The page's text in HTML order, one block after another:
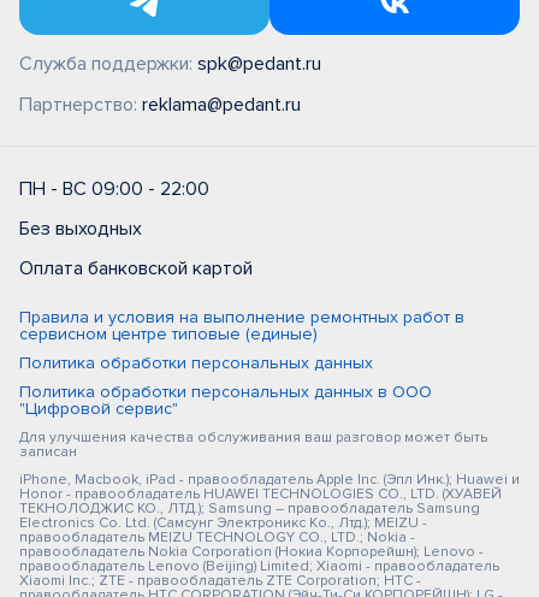
Служба поддержки: spk@pedant.ru
Партнерство: reklama@pedant.ru
ПН - ВС 09:00 - 22:00
Без выходных
Оплата банковской картой
Правила и условия на выполнение ремонтных работ в
сервисном центре типовые (единые)
Политика обработки персональных данных
Политика обработки персональных данных в ООО
"Цифровой сервис"
Для улучшения качества обслуживания ваш разговор может быть
записан
iPhone, Macbook, iPad - правообладатель Apple Inc. (Эпл Инк.); Huawei и
Honor - правообладатель HUAWEI TECHNOLOGIES CO., LTD. (ХУАВЕЙ
ТЕКНОЛОДЖИС КО., ЛТД.); Samsung – правообладатель Samsung
Electronics Co. Ltd. (Самсунг Электроникс Ко., Лтд.); MEIZU -
правообладатель MEIZU TECHNOLOGY CO., LTD.; Nokia -
правообладатель Nokia Corporation (Нокиа Корпорейшн); Lenovo -
правообладатель Lenovo (Beijing) Limited; Xiaomi - правообладатель
Xiaomi Inc.; ZTE - правообладатель ZTE Corporation; HTC -